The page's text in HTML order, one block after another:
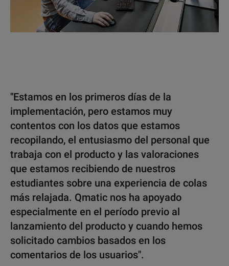
"Estamos en los primeros días de la
implementación, pero estamos muy
contentos con los datos que estamos
recopilando, el entusiasmo del personal que
trabaja con el producto y las valoraciones
que estamos recibiendo de nuestros
estudiantes sobre una experiencia de colas
más relajada. Qmatic nos ha apoyado
especialmente en el período previo al
lanzamiento del producto y cuando hemos
solicitado cambios basados en los
comentarios de los usuarios".